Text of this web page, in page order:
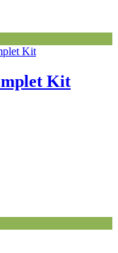
Kit